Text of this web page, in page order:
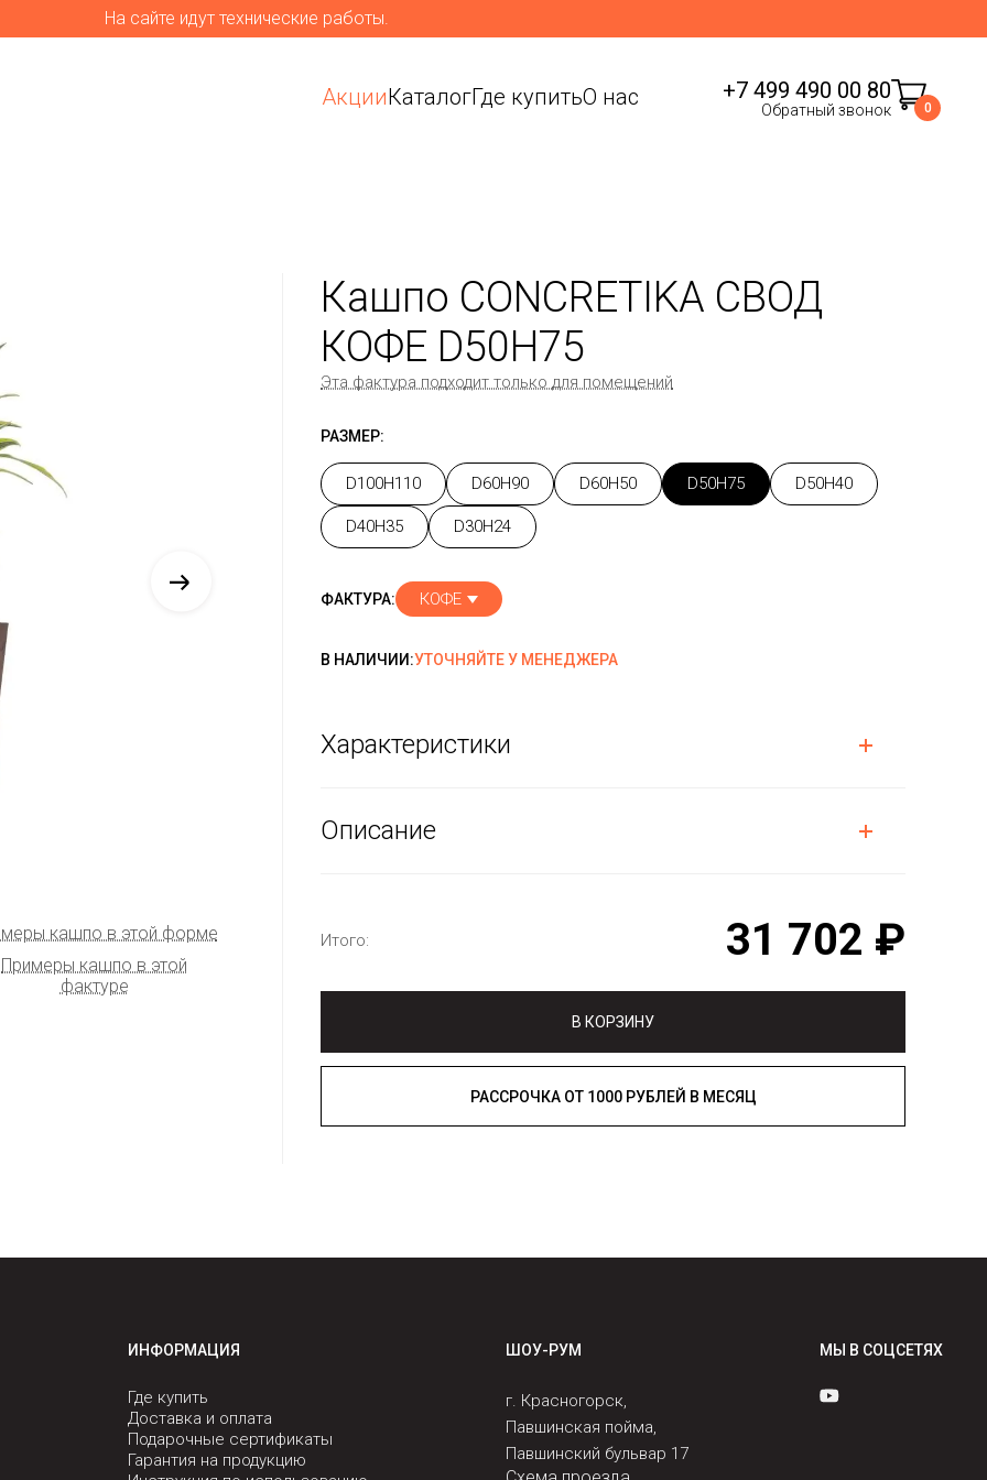
На сайте идут технические работы.
АкцииКаталогГде купитьО нас +7 499 490 00 80
Обратный звонок 0
кашпо в этой форме
Примеры кашпо в этой
фактуре
Кашпо CONCRETIKA СВОД
КОФЕ D50H75
Эта фактура подходит только для помещений
РАЗМЕР:
D100H110 D60H90 D60H50 D50H75 D50H40
D40H35 D30H24
ФАКТУРА: КОФЕ
В НАЛИЧИИ:УТОЧНЯЙТЕ У МЕНЕДЖЕРА
Характеристики
Описание
Итого: 31 702 ₽
В КОРЗИНУ
РАССРОЧКА ОТ 1000 РУБЛЕЙ В МЕСЯЦ
ИНФОРМАЦИЯ
Где купить
Доставка и оплата
Подарочные сертификаты
Гарантия на продукцию
ШОУ-РУМ
г. Красногорск,
Павшинская пойма,
Павшинский бульвар 17
МЫ В СОЦСЕТЯХ